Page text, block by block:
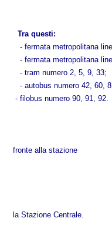
Tra questi:
- fermata metropolitana
- fermata metropolitana
- tram numero 2, 5, 9, 33;
- autobus numero 42, 60,
- filobus numero 90, 91, 92.
fronte alla stazione
IN
Seguire
la Stazione Centrale.
Per il